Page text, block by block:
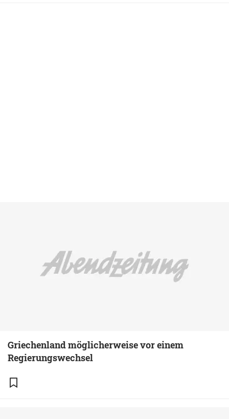
Griechenland möglicherweise vor einem
Regierungswechsel